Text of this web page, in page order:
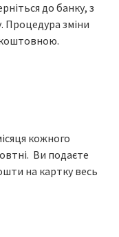
до банку, з
Процедура зміни
кожного
Ви подаєте
на картку весь